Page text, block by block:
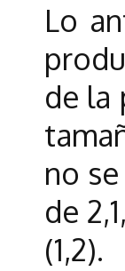
Lo
de la
no
de
(1,2).